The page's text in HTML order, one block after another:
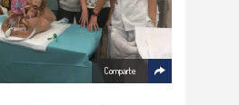
Comparte